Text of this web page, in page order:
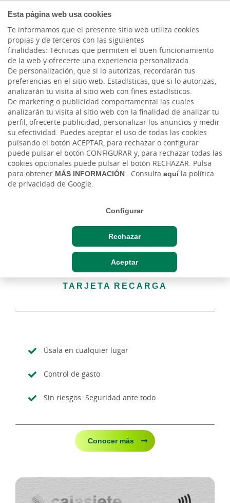
Esta página web usa cookies
Te informamos que el presente sitio web utiliza cookies
propias y de terceros con las siguientes
finalidades: Técnicas que permiten el buen funcionamiento
de la web y ofrecerte una experiencia personalizada.
De personalización, que si lo autorizas, recordarán tus
preferencias en el sitio web. Estadísticas, que si lo autorizas,
analizarán tu visita al sitio web con fines estadísticos.
De marketing o publicidad comportamental las cuales
analizarán tu visita al sitio web con la finalidad de analizar tu
perfil, ofrecerte publicidad, personalizar los anuncios y medir
su efectividad. Puedes aceptar el uso de todas las cookies
pulsando el botón ACEPTAR, para rechazar o configurar
puede pulsar el botón CONFIGURAR y, para rechazar todas las
cookies opcionales puede pulsar el botón RECHAZAR. Pulsa
para obtener MÁS INFORMACIÓN . Consulta aquíla política
de privacidad de Google.
Configurar
Rechazar
Aceptar
Cargando contenido, por favor espere...
TARJETA RECARGA
Úsala en cualquier lugar
Control de gasto
Sin riesgos: Seguridad ante todo
Conocer más